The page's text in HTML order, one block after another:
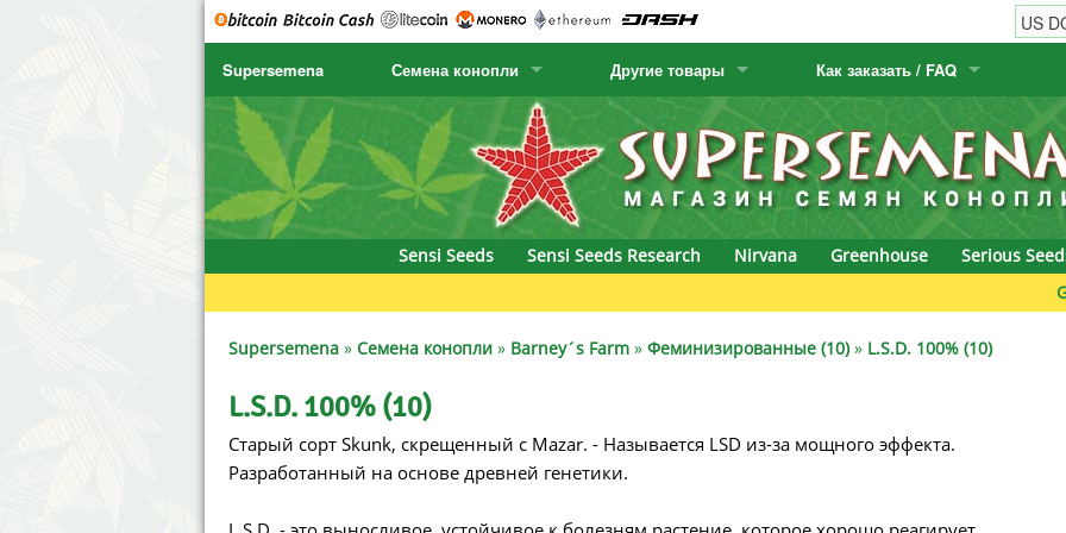
Supersemena Семена конопли
SENSI SEEDS
SENSI SEEDS RESEARCH
NIRVANA
SERIOUS SEEDS
SPLIFF SEEDS
Ace Seeds
CBD Crew
Chronic & Caviar
Delicious Seeds
Dr. Underground Seeds
Empire Seeds
Humboldt Seed Company
Humboldt Seeds
Hyp3rids
krauTHCollective
Positronics
Prana Medical
Pyramid Seeds
Ripper Seeds
Samsara Seeds
Другие товары
Семена кактусов
Канарские растения
Как заказать / FAQ
Как заказать
Виды / цены доставки
Sensi Seeds
Sensi Seeds Research Nirvana Greenhouse Serious
Supersemena » Семена конопли » Barney´s Farm » Феминизированные (10)» L.S.D. 100% (10)
L.S.D. 100% (10)
Старый сорт Skunk, скрещенный с Mazar. - Называется LSD из-за мощного эффекта.
Разработанный на основе древней генетики.